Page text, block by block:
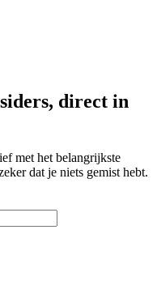
direct in
met het belangrijkste
dat je niets gemist hebt.